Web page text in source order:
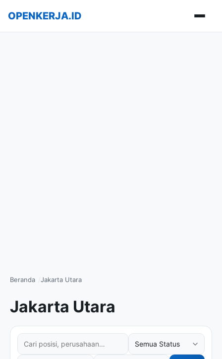
OPENKERJA.ID
Beranda Jakarta Utara
Jakarta Utara
Cari posisi atau perusahaan
Filter status kerja
Filter tingkat pendidikan
Urutkan hasil